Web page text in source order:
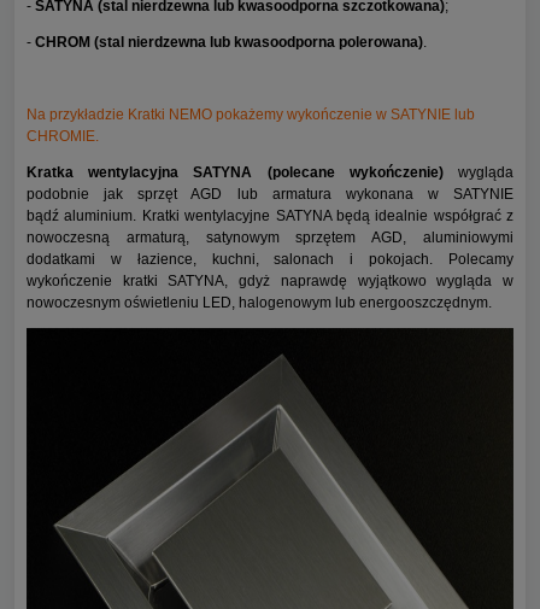
- SATYNA (stal nierdzewna lub kwasoodporna szczotkowana);
- CHROM (stal nierdzewna lub kwasoodporna polerowana)
Na przykładzie Kratki NEMO pokażemy wykończenie w SATYNIE lub
CHROMIE.
Kratka wentylacyjna SATYNA (polecane wykończenie)wygląda
podobnie jak sprzęt AGD lub armatura wykonana w SATYNIE
bądź aluminium. Kratki wentylacyjne SATYNA będą idealnie współgrać z
nowoczesną armaturą, satynowym sprzętem AGD, aluminiowymi
dodatkami w łazience, kuchni, salonach i pokojach. Polecamy
wykończenie kratki SATYNA, gdyż naprawdę wyjątkowo wygląda w
nowoczesnym oświetleniu LED, halogenowym lub energooszczędnym.